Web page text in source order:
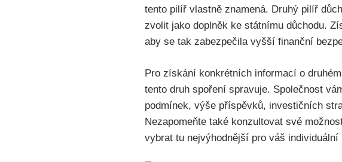
tento pilíř vlastně znamená. Druhý pilíř
zvolit jako doplněk ke státnímu důchodu.
aby se tak zabezpečila vyšší finanční
Pro získání konkrétních informací o
tento druh spoření spravuje. Společnost
podmínek, výše příspěvků, investičních
Nezapomeňte také konzultovat své
vybrat tu nejvýhodnější pro váš individuální